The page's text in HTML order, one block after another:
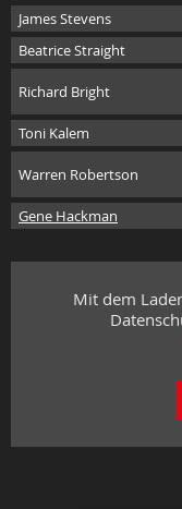
James Stevens
Beatrice Straight
Richard Bright
Toni Kalem
Warren Robertson
Gene Hackman
Mit dem